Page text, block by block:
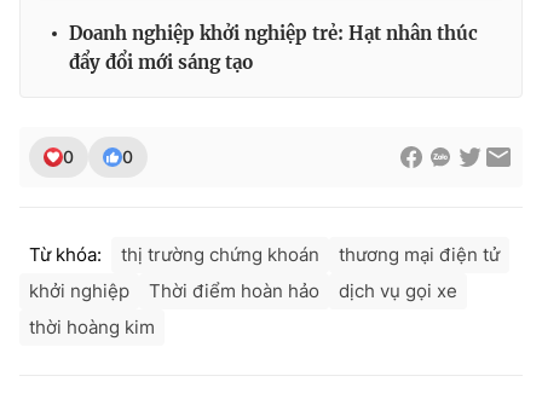
Doanh nghiệp khởi nghiệp trẻ: Hạt nhân thúc
đẩy đổi mới sáng tạo
0 0
Từ khóa: thị trường chứng khoán
thương mại điện tử
khởi nghiệp
Thời điểm hoàn hảo
dịch vụ gọi xe
thời hoàng kim